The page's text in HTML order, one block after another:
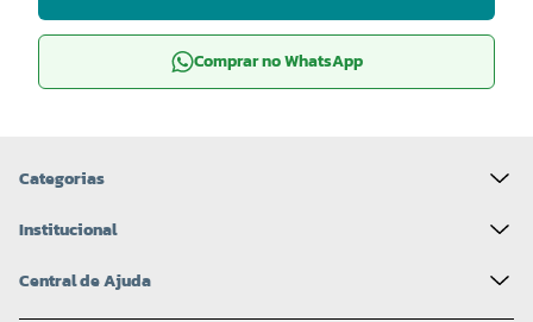
Comprar no WhatsApp
Categorias
Institucional
Central de Ajuda